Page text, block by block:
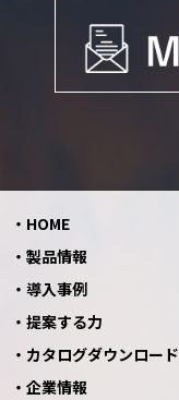
HOME
製品情報
導入事例
提案する力
カタログダウンロード
企業情報